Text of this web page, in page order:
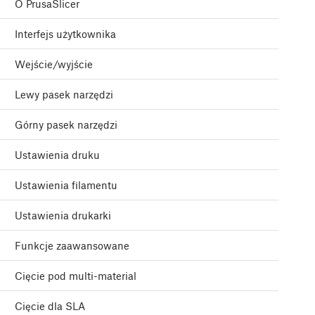
O PrusaSlicer
Interfejs użytkownika
Wejście/wyjście
Lewy pasek narzędzi
Górny pasek narzędzi
Ustawienia druku
Ustawienia filamentu
Ustawienia drukarki
Funkcje zaawansowane
Cięcie pod multi-material
Cięcie dla SLA